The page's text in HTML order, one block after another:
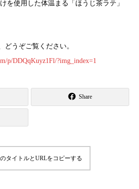
を使用した体温まる「ほうじ茶ラテ」
どうぞご覧ください。
p/DDQqKuyz1Fl/?img_index=1
Share
タイトルとURLをコピーする